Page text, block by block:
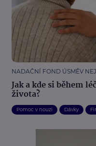
NADAČNÍ FOND ÚSMĚV
Jak a kde si během
života?
Pomoc v nouzi Dávky